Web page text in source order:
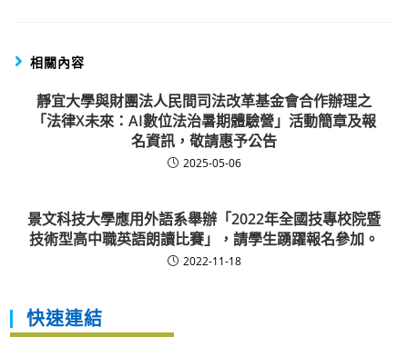
相關內容
靜宜大學與財團法人民間司法改革基金會合作辦理之
「法律X未來：AI數位法治暑期體驗營」活動簡章及報
名資訊，敬請惠予公告
2025-05-06
景文科技大學應用外語系舉辦「2022年全國技專校院暨
技術型高中職英語朗讀比賽」，請學生踴躍報名參加。
2022-11-18
快速連結